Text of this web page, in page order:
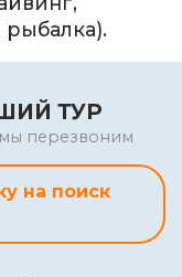
рыбалка).
ТУР
мы перезвоним
на поиск